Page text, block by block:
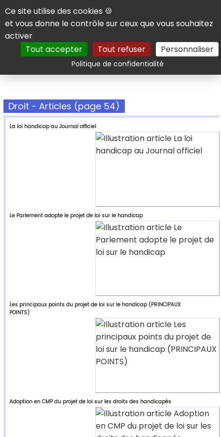
Panneau de gestion des cookies
Ce site utilise des cookies 🍪
et vous donne le contrôle sur ceux que vous souhaitez
activer
Tout accepter
Tout refuser Personnaliser
Politique de confidentialitéRechercher
Droit - Articles (page 54)
La loi handicap au Journal officiel
Le Parlement adopte le projet de loi sur le handicap
Les principaux points du projet de loi sur le handicap (PRINCIPAUX
POINTS)
Adoption en CMP du projet de loi sur les droits des handicapés